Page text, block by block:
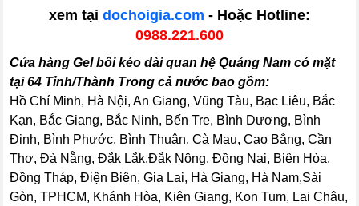
xem tại dochoigia.com - Hoặc Hotline:
0988.221.600
Cửa hàng Gel bôi kéo dài quan hệ Quảng Nam có mặt
tại 64 Tỉnh/Thành Trong cả nước bao gồm:
Hồ Chí Minh, Hà Nội, An Giang, Vũng Tàu, Bạc Liêu, Bắc
Kạn, Bắc Giang, Bắc Ninh, Bến Tre, Bình Dương, Bình
Định, Bình Phước, Bình Thuận, Cà Mau, Cao Bằng, Cần
Thơ, Đà Nẵng, Đắk Lắk,Đắk Nông, Đồng Nai, Biên Hòa,
Đồng Tháp, Điện Biên, Gia Lai, Hà Giang, Hà Nam,Sài
Gòn, TPHCM, Khánh Hòa, Kiên Giang, Kon Tum, Lai Châu,